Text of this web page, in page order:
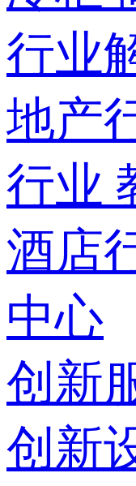
行业
地产
行业
酒店
中心
创新
创新